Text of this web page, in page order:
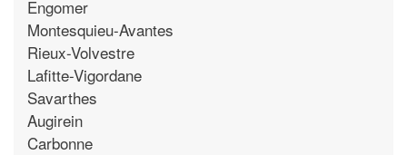
Engomer
Montesquieu-Avantes
Rieux-Volvestre
Lafitte-Vigordane
Savarthes
Augirein
Carbonne